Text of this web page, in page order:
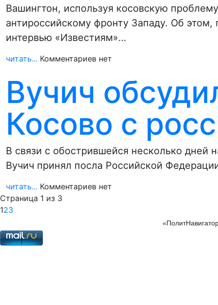
Вашингтон, используя косовскую
антироссийскому фронту Западу. Об
интервью «Известиям»…
читать... Комментариев нет
Вучич
Косово с
В связи с обострившейся несколько дней
Вучич принял посла Российской
читать... Комментариев нет
Страница 1 из 3
123